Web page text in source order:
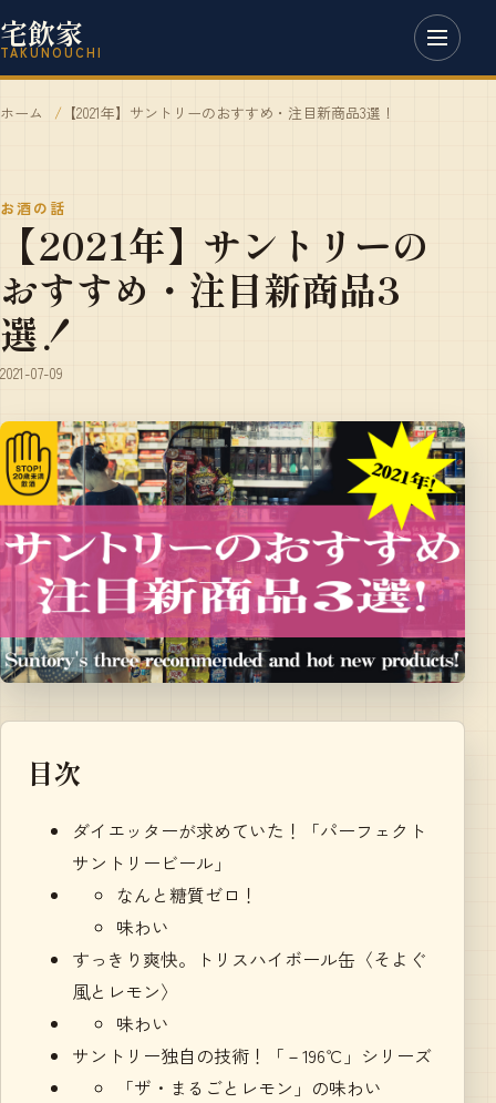
宅飲家
TAKUNOUCHI
ホーム 【2021年】サントリーのおすすめ・注目新商品3選！
お酒の話
【2021年】サントリーの
おすすめ・注目新商品3
選！
2021-07-09
目次
ダイエッターが求めていた！「パーフェクト
サントリービール」
なんと糖質ゼロ！
味わい
すっきり爽快。トリスハイボール缶〈そよぐ
風とレモン〉
味わい
サントリー独自の技術！「－196℃」シリーズ
「ザ・まるごとレモン」の味わい